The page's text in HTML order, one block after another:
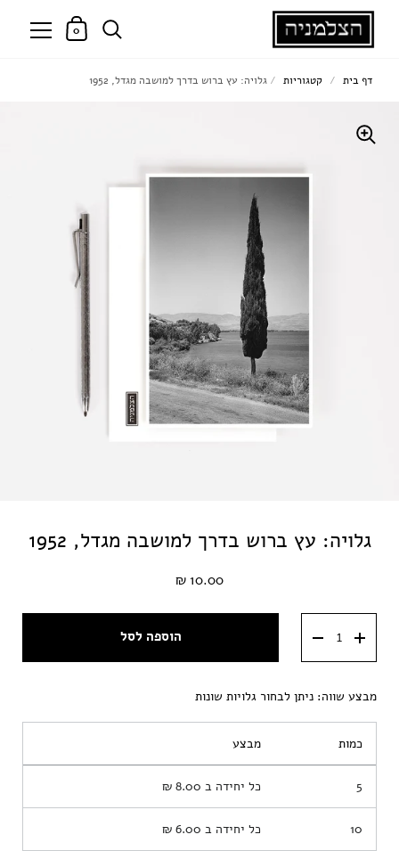
0
גלויה: עץ ברוש בדרך למושבה מגדל, 1952
10.00 ₪
הוספה לסל
מבצע שווה: ניתן לבחור גלויות שונות
כמות מבצע
5 כל יחידה ב 8.00 ₪
10 כל יחידה ב 6.00 ₪
דף בית / קטגוריות / גלויה: עץ ברוש בדרך למושבה מגדל, 1952